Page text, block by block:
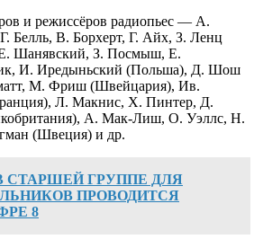
и режиссёров радиопьес — А.
Белль, В. Борхерт, Г. Айх, З. Ленц
Шанявский, З. Посмыш, Е.
И. Иредыньский (Польша), Д. Шош
М. Фриш (Швейцария), Ив.
Л. Макнис, Х. Пинтер, Д.
А. Мак-Лиш, О. Уэллс, Н.
(Швеция) и др.
СТАРШЕЙ ГРУППЕ ДЛЯ
ПРОВОДИТСЯ
8